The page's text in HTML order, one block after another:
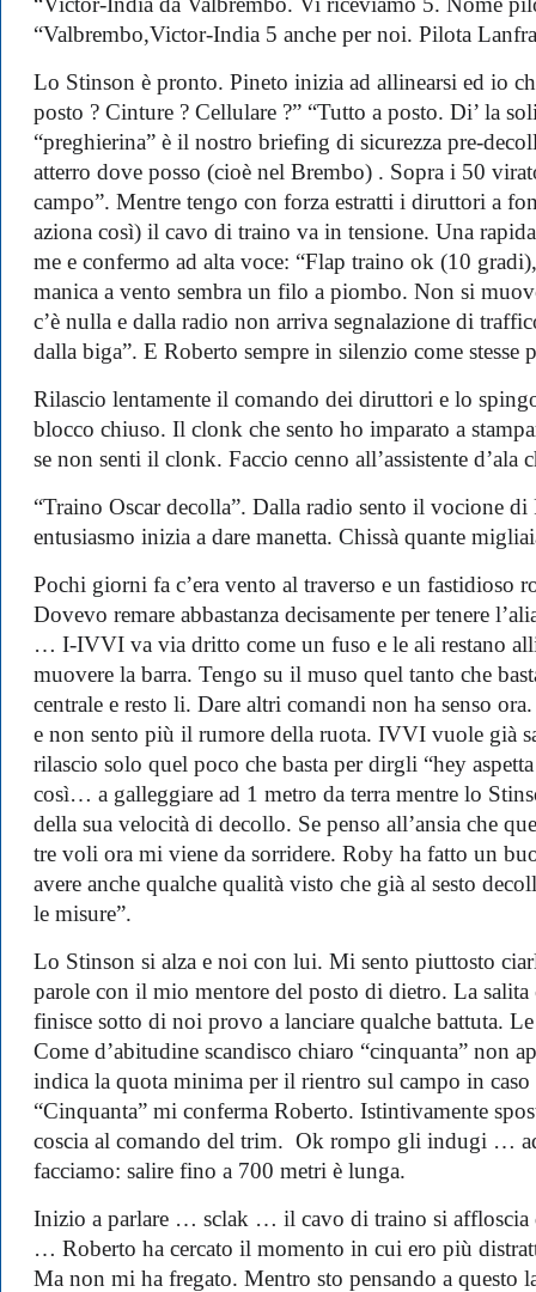
“Victor-India da Valbrembo. Vi riceviamo 5. Nome
“Valbrembo,Victor-India 5 anche per noi. Pilota
Lo Stinson è pronto. Pineto inizia ad allinearsi ed io
posto ? Cinture ? Cellulare ?” “Tutto a posto. Di’ la
“preghierina” è il nostro briefing di sicurezza pre-
atterro dove posso (cioè nel Brembo) . Sopra i 50
campo”. Mentre tengo con forza estratti i diruttori a
aziona così) il cavo di traino va in tensione. Una
me e confermo ad alta voce: “Flap traino ok (10
manica a vento sembra un filo a piombo. Non si
c’è nulla e dalla radio non arriva segnalazione di
dalla biga”. E Roberto sempre in silenzio come stesse
Rilascio lentamente il comando dei diruttori e lo
blocco chiuso. Il clonk che sento ho imparato a
se non senti il clonk. Faccio cenno all’assistente d’ala
“Traino Oscar decolla”. Dalla radio sento il vocione
entusiasmo inizia a dare manetta. Chissà quante
Pochi giorni fa c’era vento al traverso e un fastidioso
Dovevo remare abbastanza decisamente per tenere
… I-IVVI va via dritto come un fuso e le ali restano
muovere la barra. Tengo su il muso quel tanto che
centrale e resto li. Dare altri comandi non ha senso
e non sento più il rumore della ruota. IVVI vuole già
rilascio solo quel poco che basta per dirgli “hey
così… a galleggiare ad 1 metro da terra mentre lo
della sua velocità di decollo. Se penso all’ansia che
tre voli ora mi viene da sorridere. Roby ha fatto un
avere anche qualche qualità visto che già al sesto
le misure”.
Lo Stinson si alza e noi con lui. Mi sento piuttosto
parole con il mio mentore del posto di dietro. La salita
finisce sotto di noi provo a lanciare qualche battuta.
Come d’abitudine scandisco chiaro “cinquanta” non
indica la quota minima per il rientro sul campo in caso
“Cinquanta” mi conferma Roberto. Istintivamente
coscia al comando del trim. Ok rompo gli indugi …
facciamo: salire fino a 700 metri è lunga.
Inizio a parlare … sclak … il cavo di traino si affloscia
… Roberto ha cercato il momento in cui ero più
Ma non mi ha fregato. Mentro sto pensando a questo